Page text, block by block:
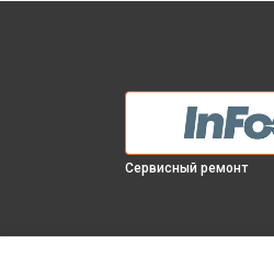
Сервисный ремонт